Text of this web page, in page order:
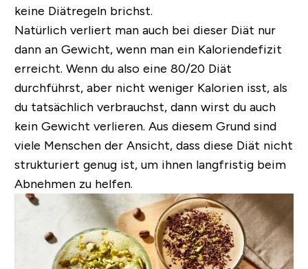
keine Diätregeln brichst.
Natürlich verliert man auch bei dieser Diät nur
dann an Gewicht, wenn man ein Kaloriendefizit
erreicht. Wenn du also eine 80/20 Diät
durchführst, aber nicht weniger Kalorien isst, als
du tatsächlich verbrauchst, dann wirst du auch
kein Gewicht verlieren. Aus diesem Grund sind
viele Menschen der Ansicht, dass diese Diät nicht
strukturiert genug ist, um ihnen langfristig beim
Abnehmen zu helfen.